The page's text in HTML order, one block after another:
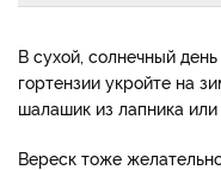
В сухой, солнечный
гортензии укройте на
шалашик из лапника или
Вереск тоже